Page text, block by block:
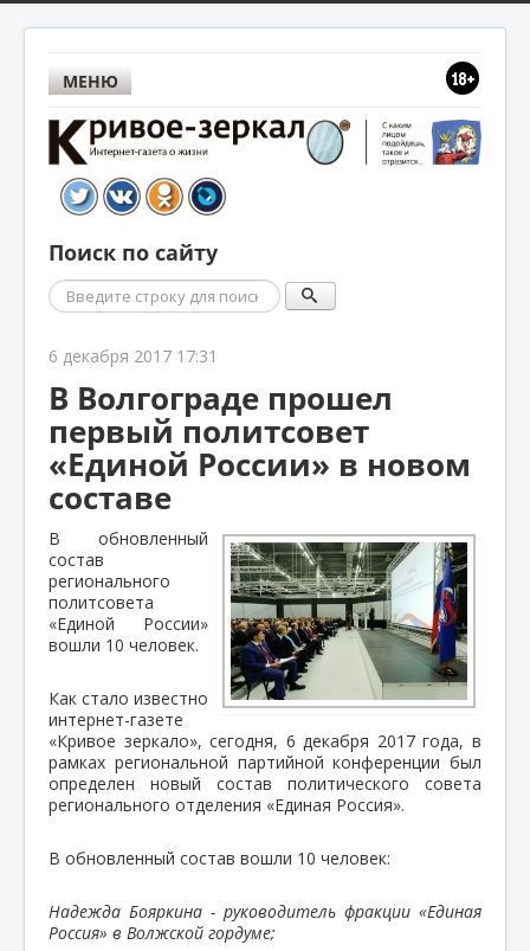
МЕНЮ
Поиск по сайту
Поиск
6 декабря 2017 17:31
В Волгограде прошел
первый политсовет
«Единой России» в новом
составе
В обновленный
состав
регионального
политсовета
«Единой России»
вошли 10 человек.
Как стало известно
интернет-газете
«Кривое зеркало», сегодня, 6 декабря 2017 года, в
рамках региональной партийной конференции был
определен новый состав политического совета
регионального отделения «Единая Россия».
В обновленный состав вошли 10 человек:
Надежда Бояркина - руководитель фракции «Единая
Россия» в Волжской гордуме;